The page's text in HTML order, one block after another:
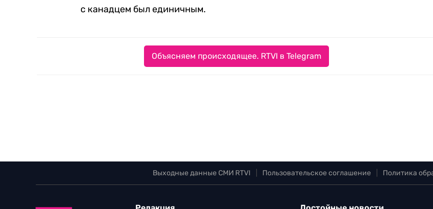
с канадцем был единичным.
Объясняем происходящее. RTVI в Telegram
Выходные данные СМИ RTVI Пользовательское соглашение Политика